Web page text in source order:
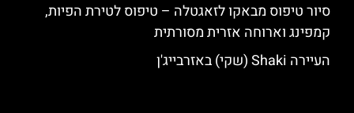
סיור טיפוס מבאקו לזאגטלה – טיפוס לטירת הפיות,
קמפינג וארוחה אזרית מסורתית
העיירה Shaki (שקי) באזרבייג'ן